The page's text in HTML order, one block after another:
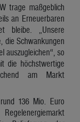
trage maßgeblich
an Erneuerbaren
bleibe. „Unsere
die Schwankungen
auszugleichen“, so
die höchstwertige
am Markt
136 Mio. Euro